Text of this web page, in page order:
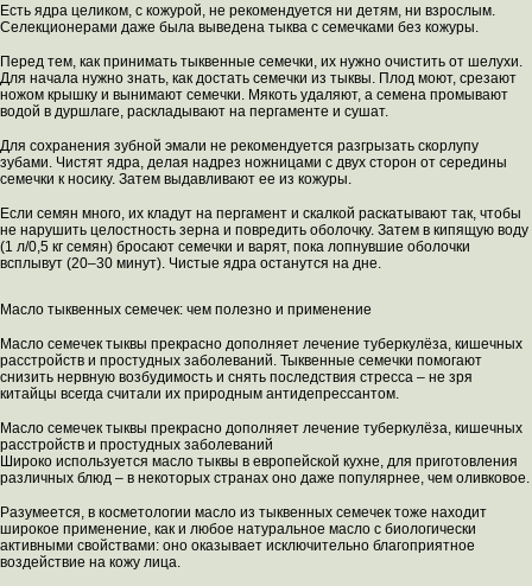
Есть ядра целиком, с кожурой, не рекомендуется ни детям, ни взрослым.
Селекционерами даже была выведена тыква с семечками без кожуры.
Перед тем, как принимать тыквенные семечки, их нужно очистить от шелухи.
Для начала нужно знать, как достать семечки из тыквы. Плод моют, срезают
ножом крышку и вынимают семечки. Мякоть удаляют, а семена промывают
водой в дуршлаге, раскладывают на пергаменте и сушат.
Для сохранения зубной эмали не рекомендуется разгрызать скорлупу
зубами. Чистят ядра, делая надрез ножницами с двух сторон от середины
семечки к носику. Затем выдавливают ее из кожуры.
Если семян много, их кладут на пергамент и скалкой раскатывают так, чтобы
не нарушить целостность зерна и повредить оболочку. Затем в кипящую воду
(1 л/0,5 кг семян) бросают семечки и варят, пока лопнувшие оболочки
всплывут (20–30 минут). Чистые ядра останутся на дне.
Масло тыквенных семечек: чем полезно и применение
Масло семечек тыквы прекрасно дополняет лечение туберкулёза, кишечных
расстройств и простудных заболеваний. Тыквенные семечки помогают
снизить нервную возбудимость и снять последствия стресса – не зря
китайцы всегда считали их природным антидепрессантом.
Масло семечек тыквы прекрасно дополняет лечение туберкулёза, кишечных
расстройств и простудных заболеваний
Широко используется масло тыквы в европейской кухне, для приготовления
различных блюд – в некоторых странах оно даже популярнее, чем оливковое.
Разумеется, в косметологии масло из тыквенных семечек тоже находит
широкое применение, как и любое натуральное масло с биологически
активными свойствами: оно оказывает исключительно благоприятное
воздействие на кожу лица.